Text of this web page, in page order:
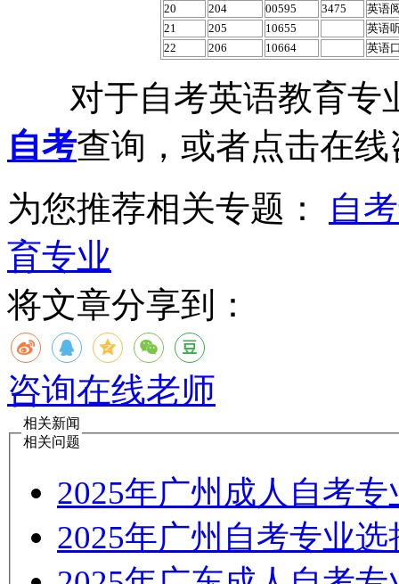
20
204 00595 3475
英语
21
205 10655
英语
22
206 10664 英语
对于自考英语教育专
自考查询，或者点击在
为您推荐相关专题：
自
育专业
将文章分享到：
咨询在线老师
相关新闻
相关问题
2025年广州成人自考
2025年广州自考专业